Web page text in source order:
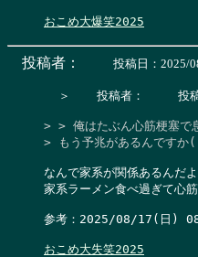
おこめ大爆笑2025
投稿者： 投稿日：2025/
＞　  投稿者：　
> > 俺はたぶん心筋梗塞で
> もう予兆があるんです
なんで家系が関係あるんだよ
家系ラーメン食べ過ぎて心
参考：2025/08/17(日)
おこめ大失笑2025